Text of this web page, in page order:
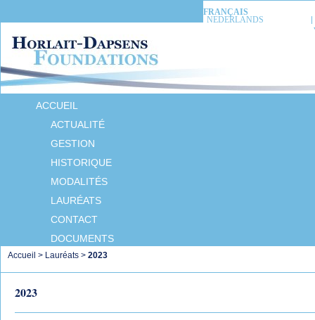
FRANÇAIS
NEDERLANDS
ACCUEIL
ACTUALITÉ
GESTION
HISTORIQUE
MODALITÉS
LAURÉATS
CONTACT
DOCUMENTS
Accueil > Lauréats > 2023
2023